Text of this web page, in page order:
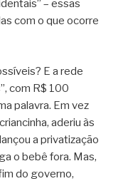
– essas
com o que ocorre
E a rede
com R$ 100
palavra. Em vez
aderiu às
a privatização
o bebê fora. Mas,
do governo,